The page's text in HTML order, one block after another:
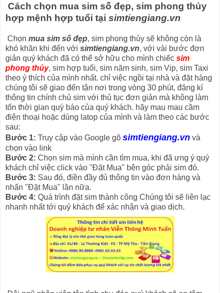
Cách chọn mua sim số đẹp, sim phong thủy
hợp mệnh hợp tuổi tại simtiengiang.vn
Chọn mua sim số đẹp, sim phong thủy sẽ không còn là
khó khăn khi đến với simtiengiang.vn, với vài bước đơn
giản quý khách đã có thể sở hữu cho mình chiếc sim
phong thủy, sim hợp tuổi, sim năm sinh, sim Vip, sim Taxi
theo ý thích của mình nhất. chỉ việc ngồi tại nhà và đặt hàng
chúng tôi sẽ giao đến tận nơi trong vòng 30 phút, đăng kí
thông tin chính chủ sim với thủ tục đơn giản mà không làm
tốn thời gian quý báo của quý khách. hãy mau mau cầm
điện thoại hoặc dùng latop của mình và làm theo các bước
sau:
Bước 1: Truy cập vào Google gõ simtiengiang.vn và
chọn vào link
Bước 2: Chọn sim mà mình cần tìm mua, khi đã ưng ý quý
khách chỉ việc click vào ''Đặt Mua" bên góc phải sim đó.
Bước 3: Sau đó, điền đầy đủ thông tin vào đơn hàng và
nhấn "Đặt Mua" lần nữa.
Bước 4: Quá trình đặt sim thành công Chúng tôi sẽ liên lạc
nhanh nhất tới quý khách để xác nhận và giao dịch.